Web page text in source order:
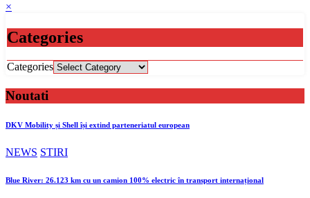
×
Categories
Categories
Noutati
DKV Mobility și Shell își extind parteneriatul european
NEWS STIRI
Blue River: 26.123 km cu un camion 100% electric în transport internațional